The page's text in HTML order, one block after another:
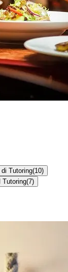
di Tutoring(10)
Tutoring(7)